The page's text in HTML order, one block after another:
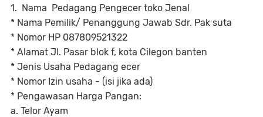
1. Nama Pedagang Pengecer toko Jenal
* Nama Pemilik/ Penanggung Jawab Sdr. Pak suta
* Nomor HP 087809521322
* Alamat Jl. Pasar blok f, kota Cilegon banten
* Jenis Usaha Pedagang ecer
* Nomor Izin usaha - (isi jika ada)
* Pengawasan Harga Pangan:
a. Telor Ayam